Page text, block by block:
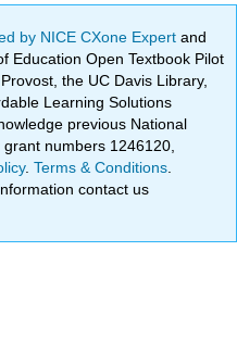
by NICE CXone Expertand
Education Open Textbook Pilot
the UC Davis Library,
Learning Solutions
previous National
numbers 1246120,
.Terms & Conditions
contact us